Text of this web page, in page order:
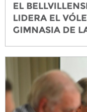
EL
LIDERA EL
GIMNASIA DE